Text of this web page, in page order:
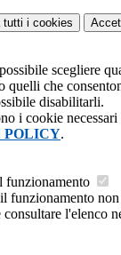
tutti i cookies
scegliere
quelli che
disabilitarli.
i cookie
POLICY.
funzionamento
funzionamento non
l'elenco